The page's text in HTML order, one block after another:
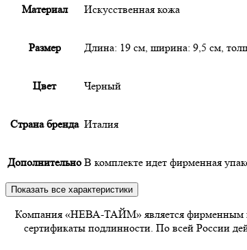
Материал Искусственная кожа
Размер Длина: 19 см, ширина: 9,5 см,
Цвет Черный
Страна бренда Италия
Дополнительно В комплекте идет фирменная
Показать все характеристики
Компания «НЕВА-ТАЙМ» является фирменным
сертификаты подлинности. По всей России